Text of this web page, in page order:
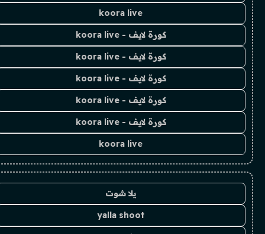
koora live
كورة لايف - koora live
كورة لايف - koora live
كورة لايف - koora live
كورة لايف - koora live
كورة لايف - koora live
koora live
يلا شوت
yalla shoot